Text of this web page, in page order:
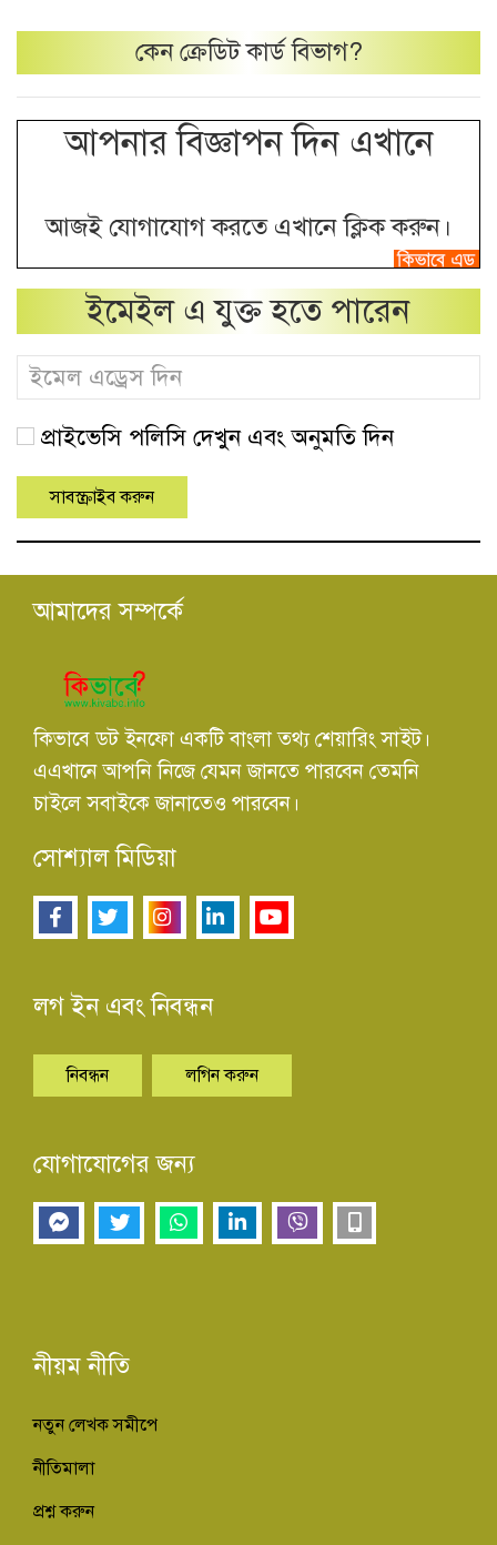
কেনক্রেডিট কার্ডবিভাগ?
আপনার বিজ্ঞাপন দিন এখানে
আজই যোগাযোগ করতে এখানে ক্লিক করুন।
ইমেইল এ যুক্ত হতে পারেন
প্রাইভেসি পলিসি দেখুন এবং অনুমতি দিন
আমাদের সম্পর্কে
কিভাবে ডট ইনফো একটি বাংলা তথ্য শেয়ারিং সাইট।
এএখানে আপনি নিজে যেমন জানতে পারবেন তেমনি
চাইলে সবাইকে জানাতেও পারবেন।
সোশ্যাল মিডিয়া
লগ ইন এবং নিবন্ধন
নিবন্ধন লগিন করুন
যোগাযোগের জন্য
নীয়ম নীতি
নতুন লেখক সমীপে
নীতিমালা
প্রশ্ন করুন